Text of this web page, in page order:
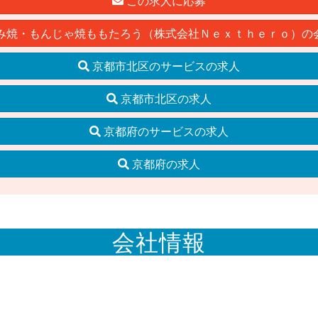
焼・もんじゃ焼ももたろう（株式会社Ｎｅｘｔｈｅｒｏ）の
京都市北区のサービスの求人
京都市北区の求人
京都府のサービスの求人
京都府の求人
会社情報